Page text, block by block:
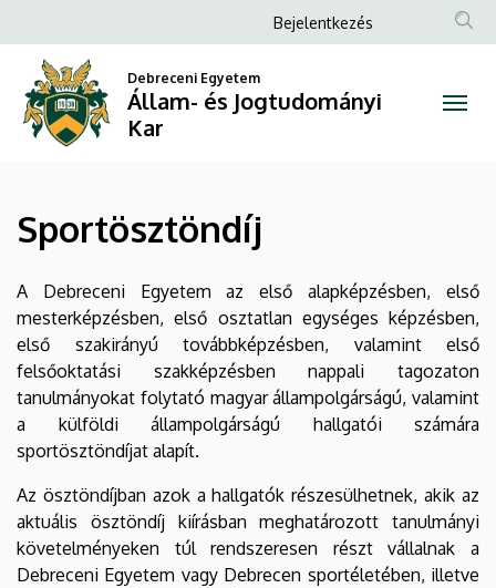
Állam-
Jogtudományi
Kar
a
tartalomra
Anonim
fiók
menüje
Bejelentkezés
Debreceni Egyetem
Állam- és Jogtudományi
Kar
Sportösztöndíj
A Debreceni Egyetem az első alapképzésben, első
mesterképzésben, első osztatlan egységes képzésben,
első szakirányú továbbképzésben, valamint első
felsőoktatási szakképzésben nappali tagozaton
tanulmányokat folytató magyar állampolgárságú, valamint
a külföldi állampolgárságú hallgatói számára
sportösztöndíjat alapít.
Az ösztöndíjban azok a hallgatók részesülhetnek, akik az
aktuális ösztöndíj kiírásban meghatározott tanulmányi
követelményeken túl rendszeresen részt vállalnak a
Debreceni Egyetem vagy Debrecen sportéletében, illetve